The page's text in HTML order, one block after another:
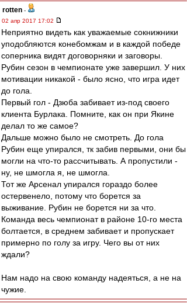
rotten -
02 апр 2017 17:02
Неприятно видеть как уважаемые сокнижники
уподобляются конебомжам и в каждой победе
соперника видят договорняки и заговоры.
Рубин сезон в чемпионате уже завершил. У них
мотивации никакой - было ясно, что игра идет
до гола.
Первый гол - Дзюба забивает из-под своего
клиента Бурлака. Помните, как он при Якине
делал то же самое?
Дальше можно было не смотреть. До гола
Рубин еще упирался, тк забив первыми, они бы
могли на что-то рассчитывать. А пропустили -
ну, не шмогла я, не шмогла.
Тот же Арсенал упирался гораздо более
остервенело, потому что борется за
выживание. Рубин не борется ни за что.
Команда весь чемпионат в районе 10-го места
болтается, в среднем забивает и пропускает
примерно по голу за игру. Чего вы от них
ждали?
Нам надо на свою команду надеяться, а не на
чужие.